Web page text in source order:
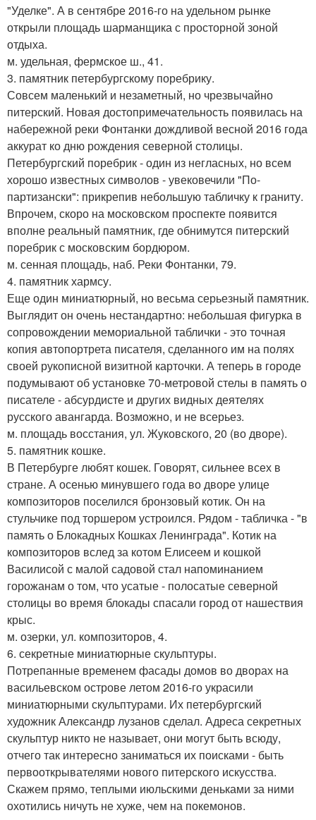
"Уделке". А в сентябре 2016-го на удельном рынке
открыли площадь шарманщика с просторной зоной
отдыха.
м. удельная, фермское ш., 41.
3. памятник петербургскому поребрику.
Совсем маленький и незаметный, но чрезвычайно
питерский. Новая достопримечательность появилась на
набережной реки Фонтанки дождливой весной 2016 года
аккурат ко дню рождения северной столицы.
Петербургский поребрик - один из негласных, но всем
хорошо известных символов - увековечили "По-
партизански": прикрепив небольшую табличку к граниту.
Впрочем, скоро на московском проспекте появится
вполне реальный памятник, где обнимутся питерский
поребрик с московским бордюром.
м. сенная площадь, наб. Реки Фонтанки, 79.
4. памятник хармсу.
Еще один миниатюрный, но весьма серьезный памятник.
Выглядит он очень нестандартно: небольшая фигурка в
сопровождении мемориальной таблички - это точная
копия автопортрета писателя, сделанного им на полях
своей рукописной визитной карточки. А теперь в городе
подумывают об установке 70-метровой стелы в память о
писателе - абсурдисте и других видных деятелях
русского авангарда. Возможно, и не всерьез.
м. площадь восстания, ул. Жуковского, 20 (во дворе).
5. памятник кошке.
В Петербурге любят кошек. Говорят, сильнее всех в
стране. А осенью минувшего года во дворе улице
композиторов поселился бронзовый котик. Он на
стульчике под торшером устроился. Рядом - табличка - "в
память о Блокадных Кошках Ленинграда". Котик на
композиторов вслед за котом Елисеем и кошкой
Василисой с малой садовой стал напоминанием
горожанам о том, что усатые - полосатые северной
столицы во время блокады спасали город от нашествия
крыс.
м. озерки, ул. композиторов, 4.
6. секретные миниатюрные скульптуры.
Потрепанные временем фасады домов во дворах на
васильевском острове летом 2016-го украсили
миниатюрными скульптурами. Их петербургский
художник Александр лузанов сделал. Адреса секретных
скульптур никто не называет, они могут быть всюду,
отчего так интересно заниматься их поисками - быть
первооткрывателями нового питерского искусства.
Скажем прямо, теплыми июльскими деньками за ними
охотились ничуть не хуже, чем на покемонов.